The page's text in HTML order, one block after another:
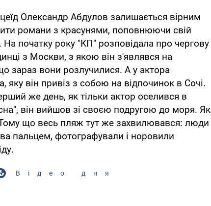
Олександр Абдулов залишається вірним
романи з красунями, поповнюючи свій
початку року "КП" розповідала про чергову
з Москви, з якою він з'являвся на
зараз вони розлучилися. А у актора
яку він привіз з собою на відпочинок в Сочі.
же день, як тільки актор оселився в
він вийшов зі своєю подругою до моря. Як
що весь пляж тут же захвилювався: люди
пальцем, фотографували і норовили
Відео дня